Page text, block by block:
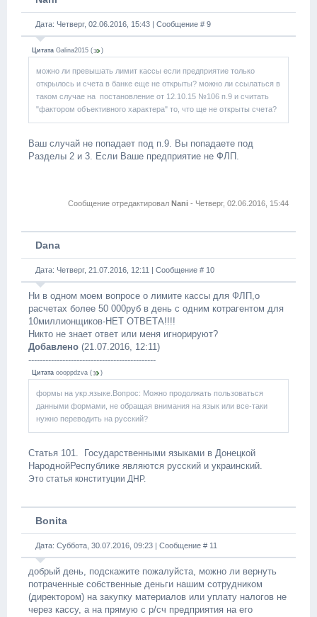
Дата: Четверг, 02.06.2016, 15:43 | Сообщение # 9
Цитата Galina2015 ( )
можно ли превышать лимит кассы если предприятие только
открылось и счета в банке еще не открыты? можно ли ссылаться в
таком случае на постановление от 12.10.15 №106 п.9 и считать
"фактором объективного характера" то, что ще не открыты счета?
Ваш случай не попадает под п.9. Вы попадаете под
Разделы 2 и 3. Если Ваше предприятие не ФЛП.
Сообщение отредактировал Nani - Четверг, 02.06.2016, 15:44
Dana
Дата: Четверг, 21.07.2016, 12:11 | Сообщение # 10
Ни в одном моем вопросе о лимите кассы для ФЛП,о
расчетах более 50 000руб в день с одним котрагентом для
10миллионщиков-НЕТ ОТВЕТА!!!!
Никто не знает ответ или меня игнорируют?
Добавлено (21.07.2016, 12:11)
---------------------------------------------
Цитата oooppdzva ( )
формы на укр.языке.Вопрос: Можно продолжать пользоваться
данными формами, не обращая внимания на язык или все-таки
нужно переводить на русский?
Статья 101. Государственными языками в Донецкой
НароднойРеспублике являются русский и украинский.
Это статья конституции ДНР.
Bonita
Дата: Суббота, 30.07.2016, 09:23 | Сообщение # 11
добрый день, подскажите пожалуйста, можно ли вернуть
потраченные собственные деньги нашим сотрудником
(директором) на закупку материалов или уплату налогов не
через кассу, а на прямую с р/сч предприятия на его